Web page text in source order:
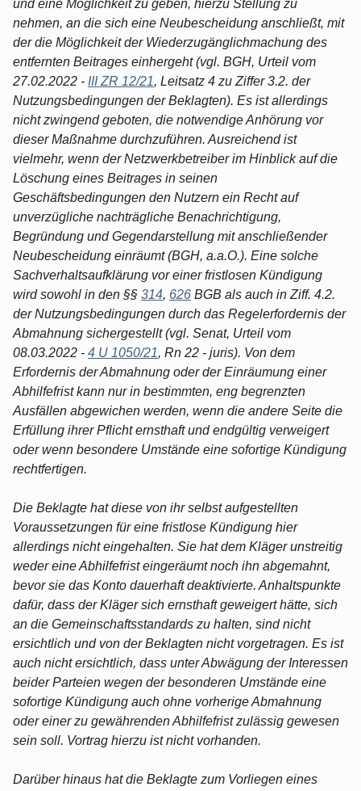
und eine Möglichkeit zu geben, hierzu Stellung zu
nehmen, an die sich eine Neubescheidung anschließt, mit
der die Möglichkeit der Wiederzugänglichmachung des
entfernten Beitrages einhergeht (vgl. BGH, Urteil vom
27.02.2022 - III ZR 12/21, Leitsatz 4 zu Ziffer 3.2. der
Nutzungsbedingungen der Beklagten). Es ist allerdings
nicht zwingend geboten, die notwendige Anhörung vor
dieser Maßnahme durchzuführen. Ausreichend ist
vielmehr, wenn der Netzwerkbetreiber im Hinblick auf die
Löschung eines Beitrages in seinen
Geschäftsbedingungen den Nutzern ein Recht auf
unverzügliche nachträgliche Benachrichtigung,
Begründung und Gegendarstellung mit anschließender
Neubescheidung einräumt (BGH, a.a.O.). Eine solche
Sachverhaltsaufklärung vor einer fristlosen Kündigung
wird sowohl in den §§ 314, 626 BGB als auch in Ziff. 4.2.
der Nutzungsbedingungen durch das Regelerfordernis der
Abmahnung sichergestellt (vgl. Senat, Urteil vom
08.03.2022 - 4 U 1050/21, Rn 22 - juris). Von dem
Erfordernis der Abmahnung oder der Einräumung einer
Abhilfefrist kann nur in bestimmten, eng begrenzten
Ausfällen abgewichen werden, wenn die andere Seite die
Erfüllung ihrer Pflicht ernsthaft und endgültig verweigert
oder wenn besondere Umstände eine sofortige Kündigung
rechtfertigen.
Die Beklagte hat diese von ihr selbst aufgestellten
Voraussetzungen für eine fristlose Kündigung hier
allerdings nicht eingehalten. Sie hat dem Kläger unstreitig
weder eine Abhilfefrist eingeräumt noch ihn abgemahnt,
bevor sie das Konto dauerhaft deaktivierte. Anhaltspunkte
dafür, dass der Kläger sich ernsthaft geweigert hätte, sich
an die Gemeinschaftsstandards zu halten, sind nicht
ersichtlich und von der Beklagten nicht vorgetragen. Es ist
auch nicht ersichtlich, dass unter Abwägung der Interessen
beider Parteien wegen der besonderen Umstände eine
sofortige Kündigung auch ohne vorherige Abmahnung
oder einer zu gewährenden Abhilfefrist zulässig gewesen
sein soll. Vortrag hierzu ist nicht vorhanden.
Darüber hinaus hat die Beklagte zum Vorliegen eines